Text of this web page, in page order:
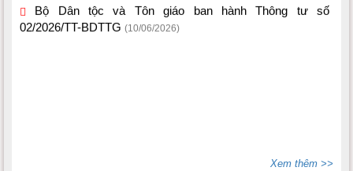
02/2026/TT-BDTTG (10/06/2026)
Xem thêm >>